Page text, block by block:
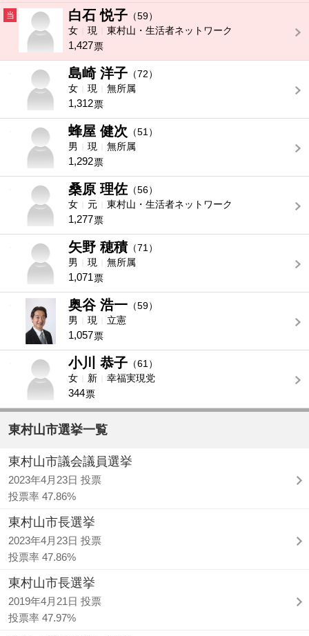
当 白石 悦子 （59）
女
現 東村山・生活者ネットワーク
1,427票
島崎 洋子 （72）
女
現 無所属
1,312票
蜂屋 健次 （51）
男
現 無所属
1,292票
桑原 理佐 （56）
女
元 東村山・生活者ネットワーク
1,277票
矢野 穂積（71）
男
現 無所属
1,071票
奥谷 浩一 （59）
男
現 立憲
1,057票
小川 恭子 （61）
女
新 幸福実現党
344票
東村山市選挙一覧
東村山市議会議員選挙
2023年4月23日 投票
投票率 47.86%
東村山市長選挙
2023年4月23日 投票
投票率 47.86%
東村山市長選挙
2019年4月21日 投票
投票率 47.97%